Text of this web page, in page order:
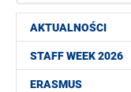
AKTUALNOŚCI
STAFF WEEK 2026
ERASMUS